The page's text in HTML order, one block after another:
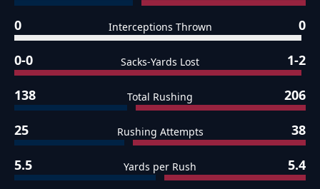
0 Interceptions Thrown 0
0-0 Sacks-Yards Lost 1-2
138 Total Rushing 206
25 Rushing Attempts 38
5.5 Yards per Rush 5.4